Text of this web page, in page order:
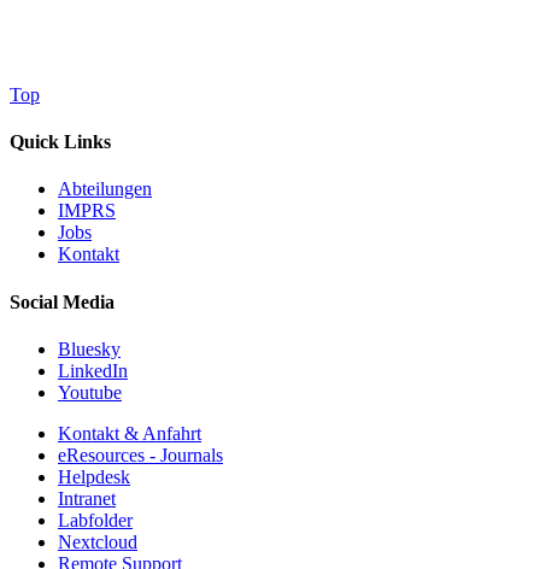
Top
Quick Links
Abteilungen
IMPRS
Jobs
Kontakt
Social Media
Bluesky
LinkedIn
Youtube
Kontakt & Anfahrt
eResources - Journals
Helpdesk
Intranet
Labfolder
Nextcloud
Remote Support